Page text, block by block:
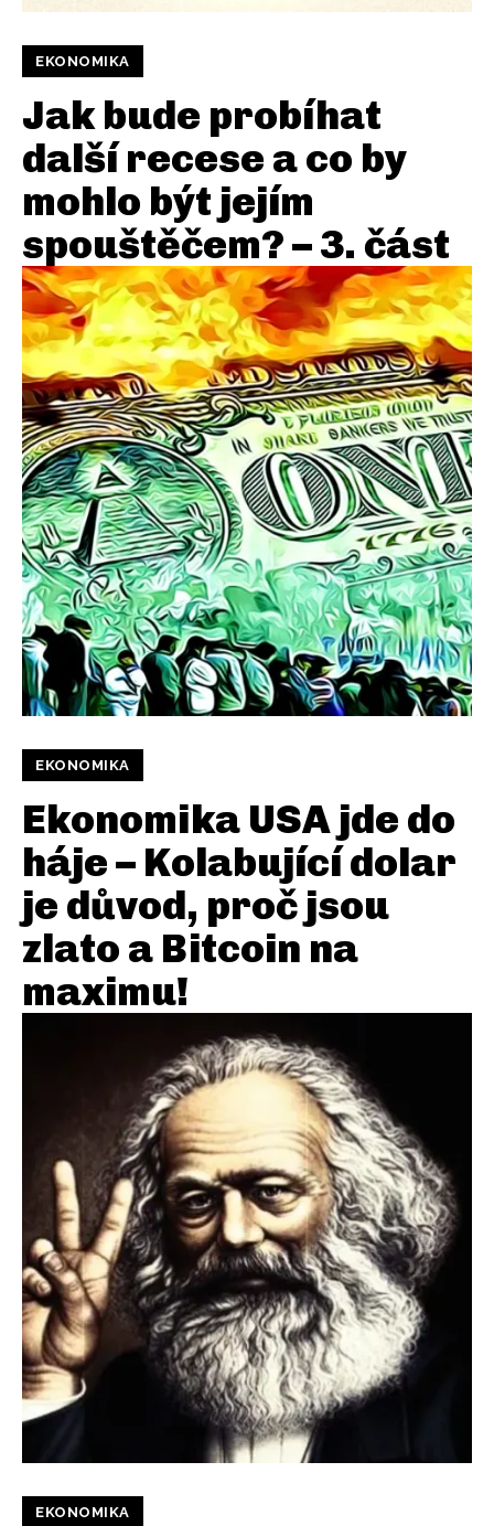
EKONOMIKA
Jak bude probíhat
další recese a co by
mohlo být jejím
spouštěčem? – 3. část
EKONOMIKA
Ekonomika USA jde do
háje – Kolabující dolar
je důvod, proč jsou
zlato a Bitcoin na
maximu!
EKONOMIKA